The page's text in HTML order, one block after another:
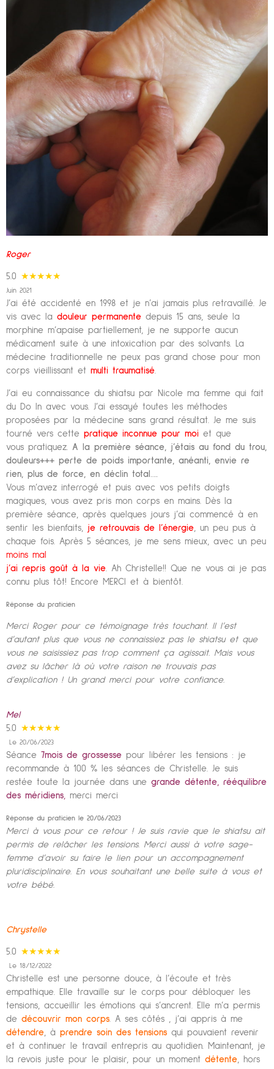
Roger
5.0 ★★★★★
Juin 2021
J’ai été accidenté en 1998 et je n’ai jamais plus retravaillé. Je
vis avec la douleur permanente depuis 15 ans, seule la
morphine m’apaise partiellement, je ne supporte aucun
médicament suite à une intoxication par des solvants. La
médecine traditionnelle ne peux pas grand chose pour mon
corps vieillissant et multi traumatisé.
J’ai eu connaissance du shiatsu par Nicole ma femme qui fait
du Do In avec vous. J’ai essayé toutes les méthodes
proposées par la médecine sans grand résultat. Je me suis
tourné vers cette pratique inconnue pour moi et que
vous pratiquez. A la première séance, j’étais au fond du trou,
douleurs+++ perte de poids importante, anéanti, envie re
rien, plus de force, en déclin total
Vous m’avez interrogé et puis avec vos petits doigts
magiques, vous avez pris mon corps en mains. Dès la
première séance, après quelques jours j’ai commencé à en
sentir les bienfaits, je retrouvais de l’énergie , un peu pus à
chaque fois. Après 5 séances, je me sens mieux, avec un peu
moins mal
j’ai repris goût à la vie . Ah Christelle!! Que ne vous ai je pas
connu plus tôt! Encore MERCI et à bientôt.
Réponse du praticien
Merci Roger pour ce témoignage très touchant. Il l’est
d’autant plus que vous ne connaissiez pas le shiatsu et que
vous ne saisissiez pas trop comment ça agissait. Mais vous
avez su lâcher là où votre raison ne trouvais pas
d’explication ! Un grand merci pour votre confiance.
Mel
5.0 ★★★★★
Le 20/06/2023
Séance 7mois de grossesse pour libérer les tensions : je
recommande à 100 % les séances de Christelle. Je suis
restée toute la journée dans une grande détente, rééquilibre
des méridiens
merci merci
Réponse du praticien le 20/06/2023
Merci à vous pour ce retour ! Je suis ravie que le shiatsu ait
permis de relâcher les tensions. Merci aussi à votre sage-
femme d’avoir su faire le lien pour un accompagnement
pluridisciplinaire. En vous souhaitant une belle suite à vous et
votre bébé.
Chrystelle
5.0 ★★★★★
Le 18/12/2022
Christelle est une personne douce, à l’écoute et très
empathique. Elle travaille sur le corps pour débloquer les
tensions, accueillir les émotions qui s’ancrent. Elle m’a permis
de découvrir mon corps. A ses côtés , j’ai appris à me
détendre, à prendre soin des tensions qui pouvaient revenir
et à continuer le travail entrepris au quotidien. Maintenant, je
la revois juste pour le plaisir, pour un moment détente, hors